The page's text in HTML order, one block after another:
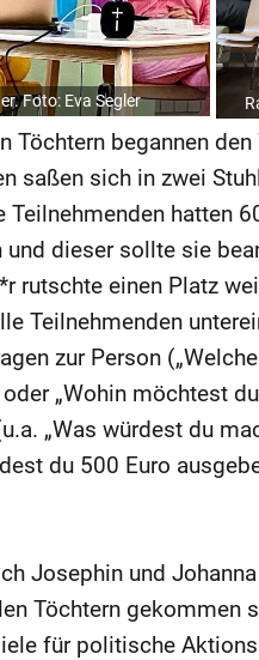
Foto: Eva Segler
Töchtern begannen
saßen sich in zwei
hatten
dieser sollte sie
rutschte einen Platz
Teilnehmenden
zur Person
„Wohin möchtest
„Was würdest du
du 500 Euro
Josephin und
Töchtern gekommen
für politische